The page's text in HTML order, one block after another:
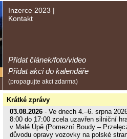
Inzerce 2023 |
Kontakt
Přidat článek/foto/video
Přidat akci do kalendáře
(propagujte akci zdarma)
Krátké zprávy
03.08.2026 - Ve dnech 4.–6. srpna
8:00 do 17:00 zcela uzavřen silniční
v Malé Úpě (Pomezní Boudy –
důvodu opravy vozovky na polské